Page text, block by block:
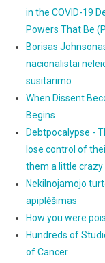
in the COVID-19
Powers That Be
Borisas
nacionalistai
susitarimo
When Dissent
Begins
Debtpocalypse -
lose control of
them a little crazy
Nekilnojamojo
apiplėšimas
How you were
Hundreds of
of Cancer